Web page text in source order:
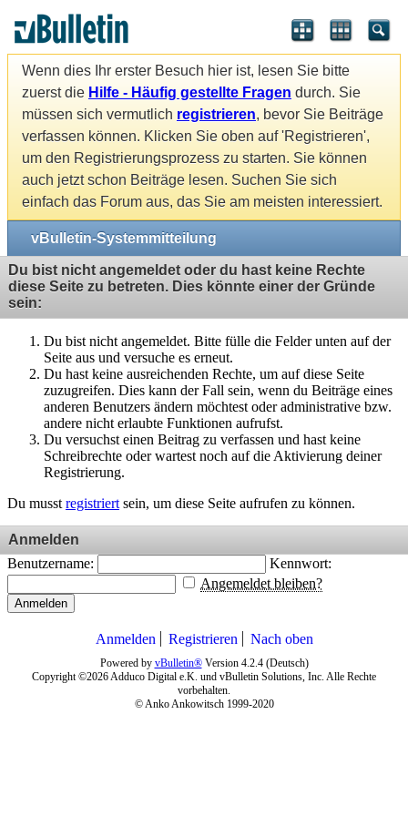
Wenn dies Ihr erster Besuch hier ist, lesen Sie bitte
zuerst die Hilfe - Häufig gestellte Fragen durch. Sie
müssen sich vermutlich registrieren, bevor Sie Beiträge
verfassen können. Klicken Sie oben auf 'Registrieren',
um den Registrierungsprozess zu starten. Sie können
auch jetzt schon Beiträge lesen. Suchen Sie sich
einfach das Forum aus, das Sie am meisten interessiert.
vBulletin-Systemmitteilung
Du bist nicht angemeldet oder du hast keine Rechte
diese Seite zu betreten. Dies könnte einer der Gründe
sein:
Du bist nicht angemeldet. Bitte fülle die Felder unten auf der
Seite aus und versuche es erneut.
Du hast keine ausreichenden Rechte, um auf diese Seite
zuzugreifen. Dies kann der Fall sein, wenn du Beiträge eines
anderen Benutzers ändern möchtest oder administrative bzw.
andere nicht erlaubte Funktionen aufrufst.
Du versuchst einen Beitrag zu verfassen und hast keine
Schreibrechte oder wartest noch auf die Aktivierung deiner
Registrierung.
Du musst registriert sein, um diese Seite aufrufen zu können.
Anmelden
Benutzername:
Kennwort:
Angemeldet bleiben?
Anmelden
Anmelden Registrieren Nach oben
Powered by vBulletin®Version 4.2.4 (Deutsch)
Copyright ©2026 Adduco Digital e.K. und vBulletin Solutions, Inc. Alle Rechte
vorbehalten.
© Anko Ankowitsch 1999-2020